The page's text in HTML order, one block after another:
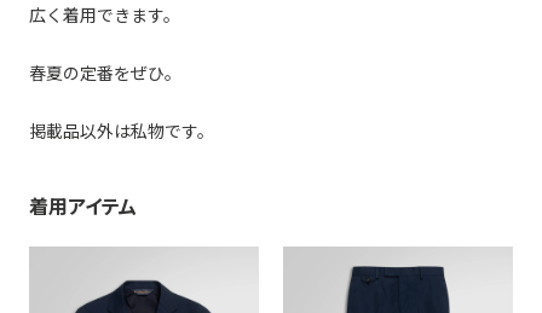
広く着用できます。
春夏の定番をぜひ。
掲載品以外は私物です。
着用アイテム